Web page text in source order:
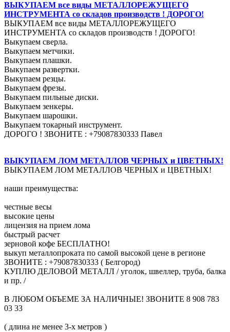
ВЫКУПАЕМ все виды МЕТАЛЛОРЕЖУЩЕГО
ИНСТРУМЕНТА со складов производств ! ДОРОГО!
ВЫКУПАЕМ все виды МЕТАЛЛОРЕЖУЩЕГО
ИНСТРУМЕНТА со складов производств ! ДОРОГО!
Выкупаем сверла.
Выкупаем метчики.
Выкупаем плашки.
Выкупаем развертки.
Выкупаем резцы.
Выкупаем фрезы.
Выкупаем пильные диски.
Выкупаем зенкеры.
Выкупаем шарошки.
Выкупаем токарный инструмент.
ДОРОГО ! ЗВОНИТЕ : +79087830333 Павел
ВЫКУПАЕМ ЛОМ МЕТАЛЛОВ ЧЕРНЫХ и ЦВЕТНЫХ!
ВЫКУПАЕМ ЛОМ МЕТАЛЛОВ ЧЕРНЫХ и ЦВЕТНЫХ!
наши преимущества:
честные весы
высокие цены
лицензия на прием лома
быстрый расчет
зерновой кофе БЕСПЛАТНО!
выкуп металлопроката по самой высокой цене в регионе
ЗВОНИТЕ : +79087830333 ( Белгород)
КУПЛЮ ДЕЛОВОЙ МЕТАЛЛ / уголок, швеллер, труба, балка
и пр. /
В ЛЮБОМ ОБЪЕМЕ ЗА НАЛИЧНЫЕ! ЗВОНИТЕ 8 908 783
03 33
( длина не менее 3-х метров )